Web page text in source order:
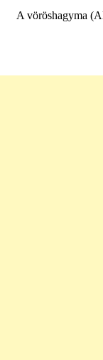
A vöröshagyma